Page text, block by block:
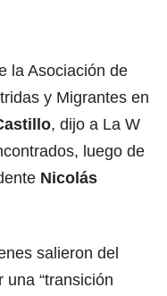
la Asociación de
y Migrantes en
, dijo a La W
luego de
Nicolás
salieron del
“transición